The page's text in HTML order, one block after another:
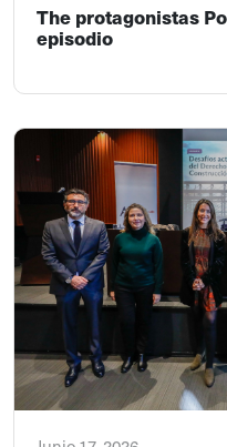
The protagonistas
episodio